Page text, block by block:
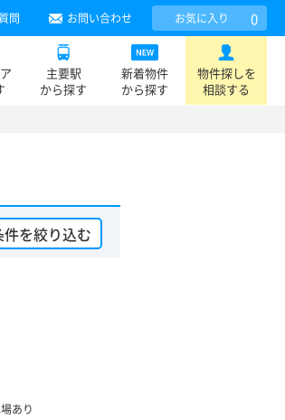
問 お問い合わせ お気に入り 0
主要駅
から探す
新着物件
から探す
物件探しを
相談する
件を絞り込む
あり